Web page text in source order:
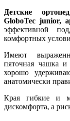
Детские
GloboTec junior,
эффективной
комфортных
Имеют
пяточная чашка и
хорошо
анатомически
Края гибкие и
дискомфорта, а